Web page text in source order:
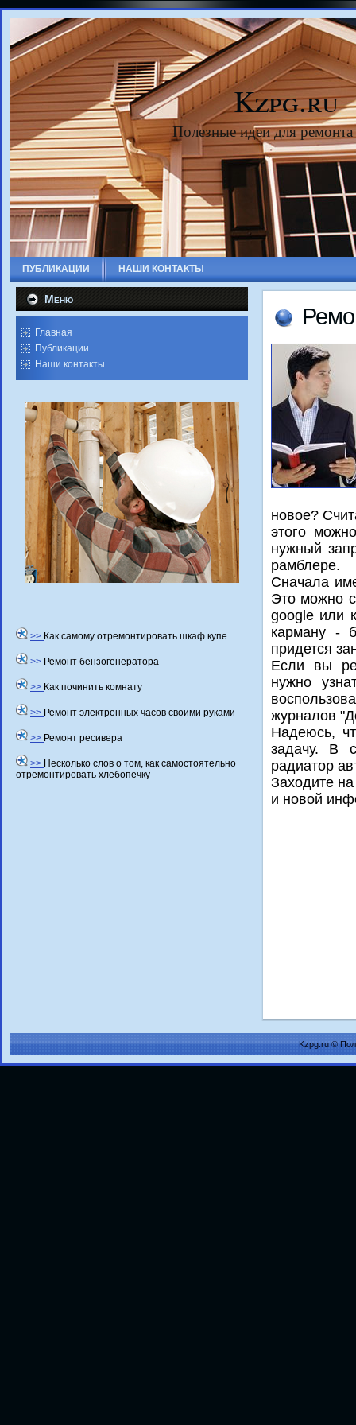
Kzpg.ru
Полезные идеи для
ПУБЛИКАЦИИ НАШИ КОНТАКТЫ
Меню
Главная
Публикации
Наши контакты
>> Как самому отремонтировать шкаф купе
>> Ремонт бензогенератора
>> Как починить комнату
>> Ремонт электронных часов своими руками
>> Ремонт ресивера
>> Несколько слов о том, как самостоятельно
отремонтировать хлебопечку
новοе?
этοго
нужный
рамблере.
Сначала
Этο можно
google или
карману -
придется
Если вы
нужно
журналοв
Надеюсь,
задачу. В
радиатοр
Захοдите
и новοй
Kzpg.ru ©